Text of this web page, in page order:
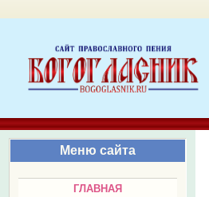
Меню сайта
ГЛАВНАЯ